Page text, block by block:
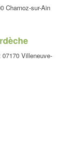
Charnoz-sur-Ain
Villeneuve-